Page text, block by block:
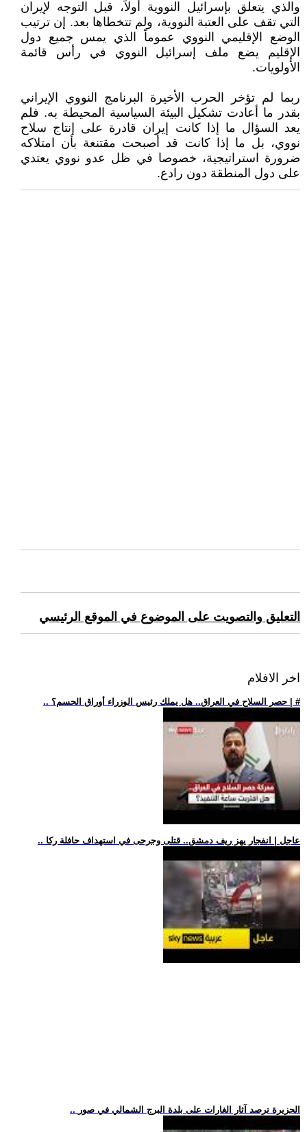
والذي يتعلق بإسرائيل النووية أولاً، قبل التوجه لإيران
التي تقف على العتبة النووية، ولم تتخطاها بعد. إن ترتيب
الوضع الإقليمي النووي عموماً الذي يمس جميع دول
الإقليم يضع ملف إسرائيل النووي في رأس قائمة
الأولويات.
ربما لم تؤخر الحرب الأخيرة البرنامج النووي الإيراني
بقدر ما أعادت تشكيل البيئة السياسية المحيطة به. فلم
يعد السؤال ما إذا كانت إيران قادرة على إنتاج سلاح
نووي، بل ما إذا كانت قد أصبحت مقتنعة بأن امتلاكه
ضرورة استراتيجية، خصوصا في ظل عدو نووي يعتدي
على دول المنطقة دون رادع.
التعليق والتصويت على الموضوع في الموقع الرئيسي
اخر الافلام
.. حصر السلاح في العراق.. هل يملك رئيس الوزراء أوراق الحسم؟ | #
.. عاجل | انفجار يهز ريف دمشق.. قتلى وجرحى في استهداف حافلة ركا
.. الجزيرة ترصد آثار الغارات على بلدة البرج الشمالي في صور